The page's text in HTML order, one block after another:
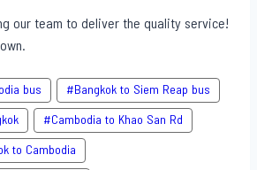
our team to deliver the quality service!
bus
#Bangkok to Siem Reap bus
#Cambodia to Khao San​ Rd
to Cambodia